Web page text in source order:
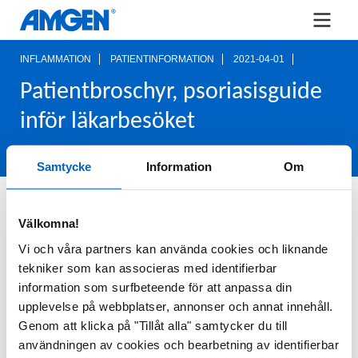
Samtycke Information Om
Välkomna!
Vi och våra partners kan använda cookies och liknande
tekniker som kan associeras med identifierbar
information som surfbeteende för att anpassa din
upplevelse på webbplatser, annonser och annat innehåll.
Genom att klicka på "Tillåt alla" samtycker du till
användningen av cookies och bearbetning av identifierbar
INFLAMMATION PATIENTINFORMATION 2021-04-01
Patientbroschyr, psoriasisguide
inför läkarbesöket
till förberedelse inför läkarbesöket.
LADDA NER HÄR